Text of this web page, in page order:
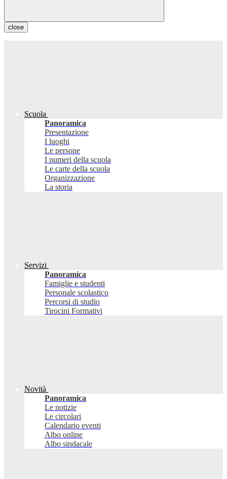
close
Scuola
Panoramica
Presentazione
I luoghi
Le persone
I numeri della scuola
Le carte della scuola
Organizzazione
La storia
Servizi
Panoramica
Famiglie e studenti
Personale scolastico
Percorsi di studio
Tirocini Formativi
Novità
Panoramica
Le notizie
Le circolari
Calendario eventi
Albo online
Albo sindacale